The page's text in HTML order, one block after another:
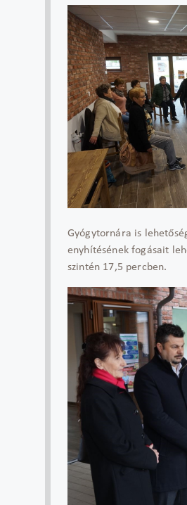
Gyógytornára is
enyhítésének fogásait
szintén 17,5 percben.